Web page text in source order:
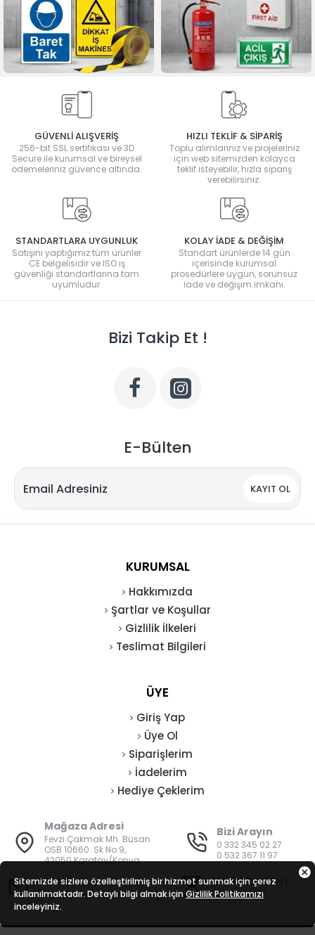
GÜVENLİ ALIŞVERİŞ
256-bit SSL sertifikası ve 3D
Secure ile kurumsal ve bireysel
ödemeleriniz güvence altında.
HIZLI TEKLİF & SİPARİŞ
Toplu alımlarınız ve projeleriniz
için web sitemizden kolayca
teklif isteyebilir, hızla sipariş
verebilirsiniz.
STANDARTLARA UYGUNLUK
Satışını yaptığımız tüm ürünler
CE belgelisidir ve ISO iş
güvenliği standartlarına tam
uyumludur.
KOLAY İADE & DEĞİŞİM
Standart ürünlerde 14 gün
içerisinde kurumsal
prosedürlere uygun, sorunsuz
iade ve değişim imkanı.
Bizi Takip Et !
E-Bülten
KAYIT OL
KURUMSAL
Hakkımızda
Şartlar ve Koşullar
Gizlilik İlkeleri
Teslimat Bilgileri
ÜYE
Giriş Yap
Üye Ol
Siparişlerim
İadelerim
Hediye Çeklerim
Mağaza Adresi
Fevzi Çakmak Mh. Büsan
OSB 10660. Sk No:9,
42050 Karatay/Konya
Bizi Arayın
0 332 345 02 27
0 532 367 11 97
E-Posta
bilgi@vatanisguvenligi.com
Mesai Saatleri
08:00 - 19:00
Sitemizde sizlere özelleştirilmiş bir hizmet sunmak için çerez
kullanılmaktadır. Detaylı bilgi almak için Gizlilik Politikamızı
inceleyiniz.